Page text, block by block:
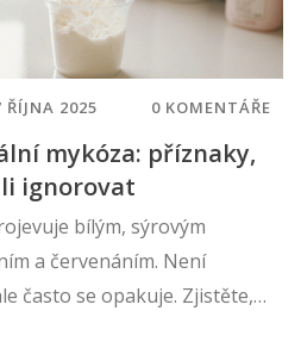
ŘÍJNA 2025 0 KOMENTÁŘE
mykóza: příznaky,
ignorovat
bílým, sýrovým
a červenáním. Není
často se opakuje. Zjistěte,